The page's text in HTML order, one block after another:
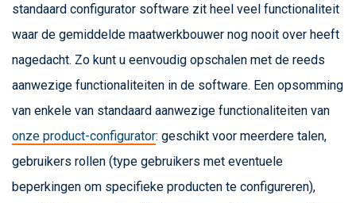
standaard configurator software zit heel veel functionaliteit
waar de gemiddelde maatwerkbouwer nog nooit over heeft
nagedacht. Zo kunt u eenvoudig opschalen met de reeds
aanwezige functionaliteiten in de software. Een opsomming
van enkele van standaard aanwezige functionaliteiten van
onze product-configurator: geschikt voor meerdere talen,
gebruikers rollen (type gebruikers met eventuele
beperkingen om specifieke producten te configureren),